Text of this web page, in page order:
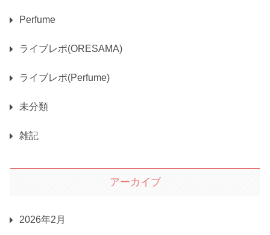
Perfume
ライブレポ(ORESAMA)
ライブレポ(Perfume)
未分類
雑記
アーカイブ
2026年2月